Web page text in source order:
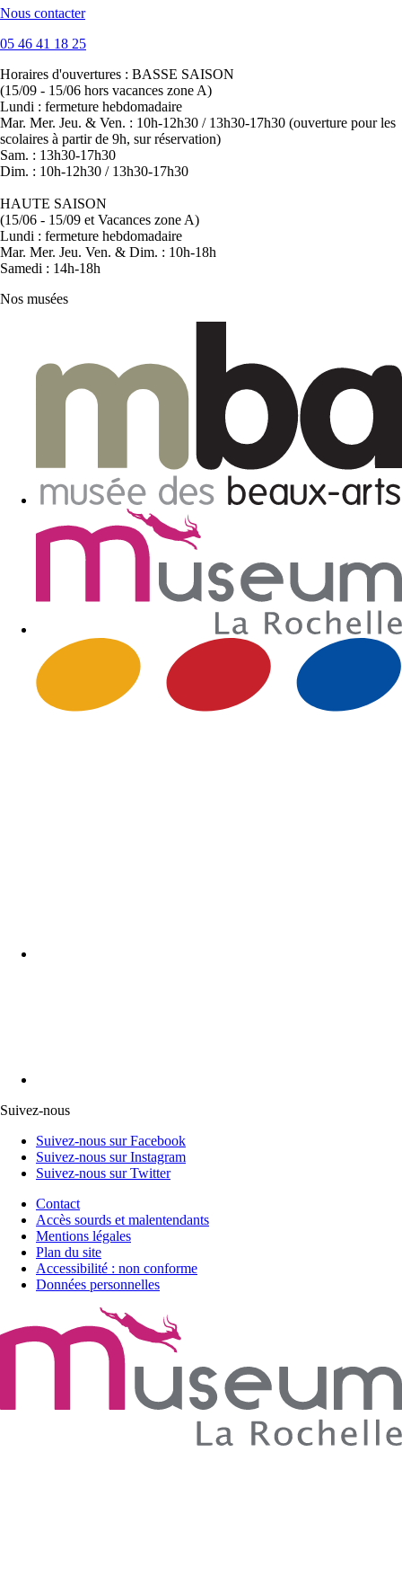
Nous contacter
05 46 41 18 25
Horaires d'ouvertures : BASSE SAISON
(15/09 - 15/06 hors vacances zone A)
Lundi : fermeture hebdomadaire
Mar. Mer. Jeu. & Ven. : 10h-12h30 / 13h30-17h30 (ouverture pour les
scolaires à partir de 9h, sur réservation)
Sam. : 13h30-17h30
Dim. : 10h-12h30 / 13h30-17h30
HAUTE SAISON
(15/06 - 15/09 et Vacances zone A)
Lundi : fermeture hebdomadaire
Mar. Mer. Jeu. Ven. & Dim. : 10h-18h
Samedi : 14h-18h
Nos musées
Suivez-nous
Suivez-nous sur Facebook
Suivez-nous sur Instagram
Suivez-nous sur Twitter
Contact
Accès sourds et malentendants
Mentions légales
Plan du site
Accessibilité : non conforme
Données personnelles